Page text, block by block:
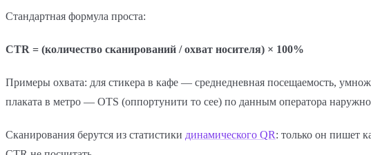
Стандартная формула проста:
CTR = (количество сканирований / охват носителя) × 100%
Примеры охвата: для стикера в кафе — среднедневная посещаемость,
плаката в метро — OTS (оппортунити то сее) по данным оператора
Сканирования берутся из статистики динамического QR: только он пишет